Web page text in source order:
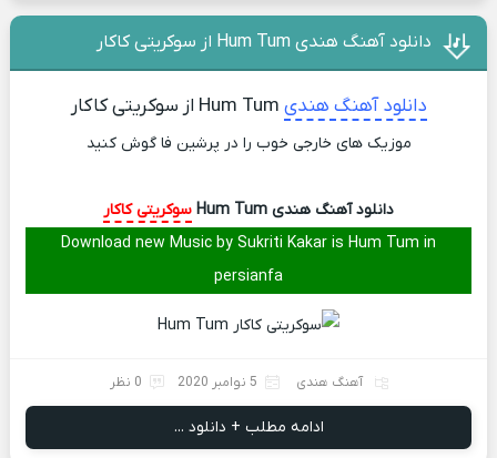
دانلود آهنگ هندی Hum Tum از سوکریتی کاکار
دانلود آهنگ هندی
موزیک های خارجی خوب را در پرشین فا گوش کنید
دانلود آهنگ هندی Hum Tum
سوکریتی کاکار
Download new Music by Sukriti Kakar is Hum Tum in
persianfa
آهنگ هندی 5 نوامبر 2020 0 نظر
ادامه مطلب + دانلود ...